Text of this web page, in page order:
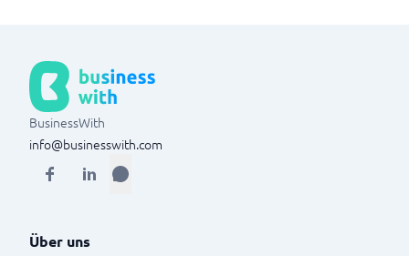
BusinessWith
info@businesswith.com
Über uns